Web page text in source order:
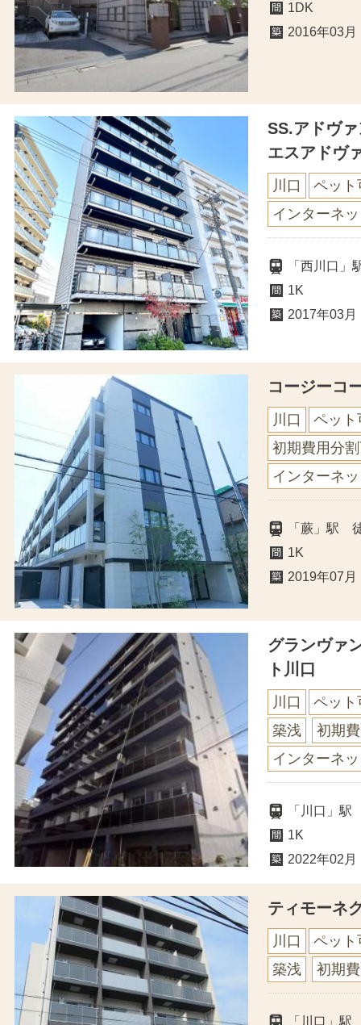
1DK
2016年03月
SS.アドヴ
エスアドヴ
川口
ペット
インターネ
「西川口
1K
2017年03月
コージーコ
川口
ペット
初期費用分
インターネ
「蕨」駅
1K
2019年07月
グランヴァ
ト川口
川口
ペット
築浅
初期
インターネ
「川口」
1K
2022年02月
ティモーネ
川口
ペット
築浅
初期
「川口」